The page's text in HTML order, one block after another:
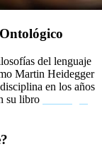
del lenguaje
Martin Heidegger
en los años
su libro